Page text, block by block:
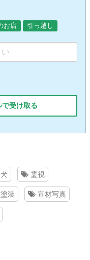
お店 引っ越し
受け取る
霊視
装 宣材写真